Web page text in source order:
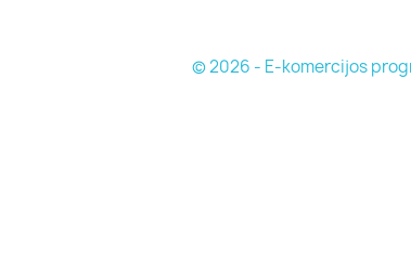
© 2026 - E-komercijos